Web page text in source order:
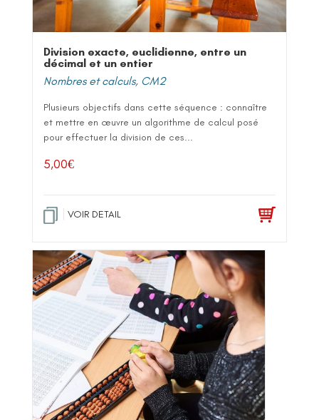
Division exacte, euclidienne, entre un
décimal et un entier
Nombres et calculs, CM2
Plusieurs objectifs dans cette séquence : connaître
et mettre en œuvre un algorithme de calcul posé
pour effectuer la division de ces...
5,00€
VOIR DETAIL